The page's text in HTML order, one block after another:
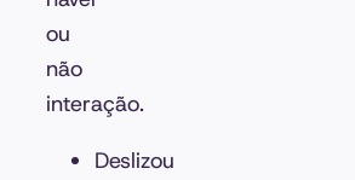
ou
não
interação.
Deslizou